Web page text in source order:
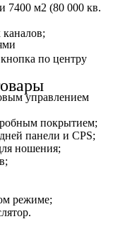
7400 м2 (80 000 кв.
по центру
управлением
покрытием;
панели и CPS;
ношения;
режиме;